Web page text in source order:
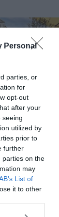
Personal
parties, or
for
opt-out
after your
seeing
utilized by
prior to
further
parties on the
may
List of
it to other
photo : Booking
jolie